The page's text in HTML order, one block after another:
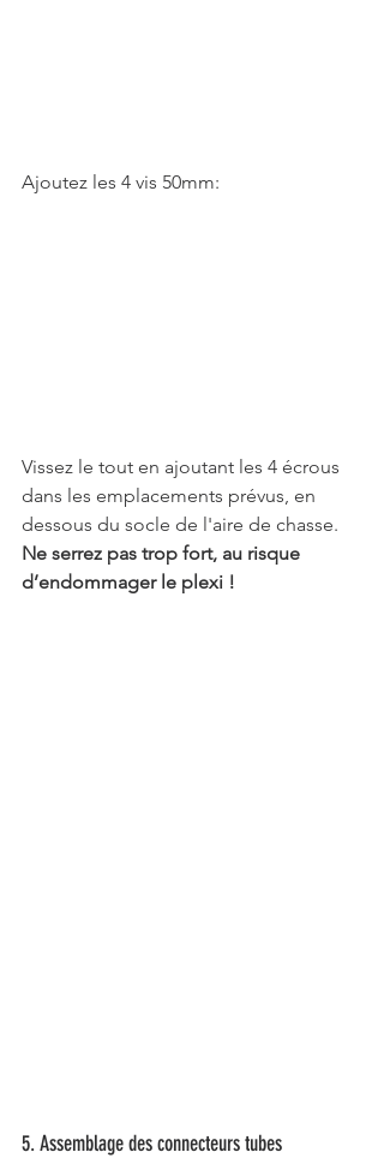
Ajoutez les 4 vis 50mm:
Vissez le tout en ajoutant les 4 écrous
dans les emplacements prévus, en
dessous du socle de l'aire de chasse.
Ne serrez pas trop fort, au risque
d’endommager le plexi !
5. Assemblage des connecteurs tubes